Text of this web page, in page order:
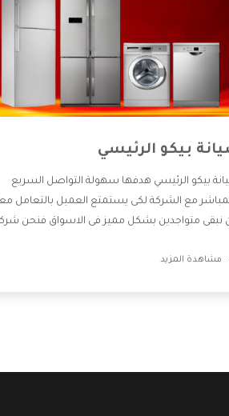
بيكو الرئيسي
بيكو الرئيسي هدفها سهولة التواصل السريع
مع الشركة لكى يستمتع العميل بالتعامل
نبقى متواجدين بشكل مميز فى الاسواق فنحن
التى تنفرد الشركة بها والتى تكون منها خدمة
مشاهدة المزيد